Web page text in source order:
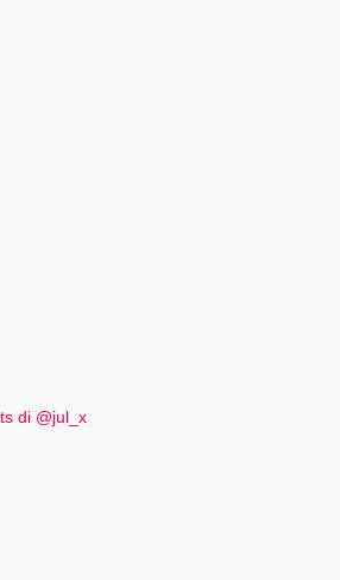
di @jul_x